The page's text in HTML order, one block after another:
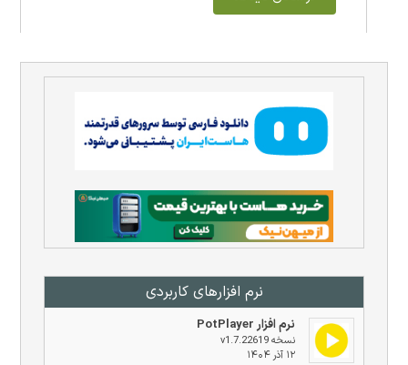
نرم افزار‌های کاربردی
نرم افزار PotPlayer
نسخه v1.7.22619
۱۲ آذر ۱۴۰۴